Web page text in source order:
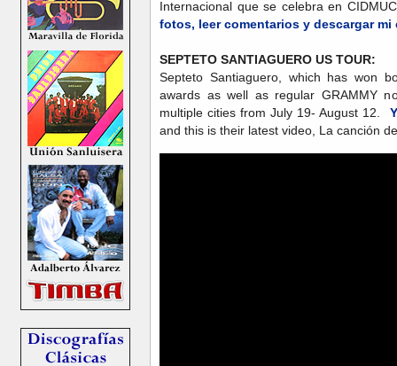
Internacional que se celebra en
fotos, leer comentarios y descargar
SEPTETO SANTIAGUERO US TOUR:
Septeto Santiaguero, which has won
awards as well as regular GRAMMY
multiple cities from July 19- August 12.
and this is their latest video, La canción